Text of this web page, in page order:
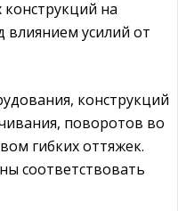
на
влиянием усилий от
конструкций
поворотов во
гибких оттяжек.
соответствовать